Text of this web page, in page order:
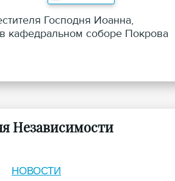
Господня Иоанна,
кафедральном соборе Покрова
Независимости
НОВОСТИ